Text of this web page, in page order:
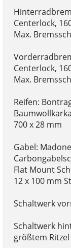
Centerlock,
Max.
Centerlock,
Max.
Reifen:
700 x 28 mm
Gabel:
Flat Mount
12 x 100 mm
Schaltwerk
Schaltwerk
größtem Ritzel